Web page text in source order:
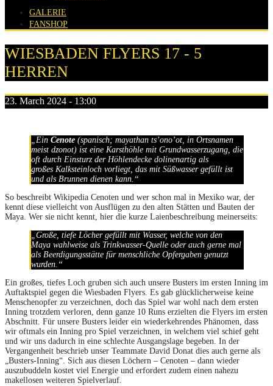
GALERIE
FANSHOP
WIESBADEN FLYERS 17 - 5
HERREN
23. March 2024 - 13:00
„Ein Cenote (spanisch; mayathan ts’ono’ot, in Ortsnamen
meist dzonot) ist eine Karsthöhle mit Grundwasserzugang, die
oft durch Einsturz der Höhlendecke dolinenartig als
großes Kalksteinloch vorliegt, das mit Süßwasser gefüllt ist
und als Brunnen dienen kann.“
So beschreibt Wikipedia Cenoten und wer schon mal in Mexiko war, der
kennt diese vielleicht von Ausflügen zu den alten Stätten und Bauten der
Maya. Wer sie nicht kennt, hier die kurze Laienbeschreibung meinerseits:
„Große, tiefe Löcher gefüllt mit Wasser, welche von den
Maya wahlweise als Trinkwasser-Quelle oder auch gerne mal
als Beerdigungsstätte für menschliche Opfergaben genutzt
wurden.“
Ein großes, tiefes Loch gruben sich auch unsere Busters im ersten Inning im
Auftaktspiel gegen die Wiesbaden Flyers. Es gab glücklicherweise keine
Menschenopfer zu verzeichnen, doch das Spiel war wohl nach dem ersten
Inning trotzdem verloren, denn ganze 10 Runs erzielten die Flyers im ersten
Abschnitt. Für unsere Busters leider ein wiederkehrendes Phänomen, dass
wir oftmals ein Inning pro Spiel verzeichnen, in welchem viel schief geht
und wir uns dadurch in eine schlechte Ausgangslage begeben. In der
Vergangenheit beschrieb unser Teammate David Donat dies auch gerne als
„Busters-Inning“. Sich aus diesen Löchern – Cenoten – dann wieder
auszubuddeln kostet viel Energie und erfordert zudem einen nahezu
makellosen weiteren Spielverlauf.